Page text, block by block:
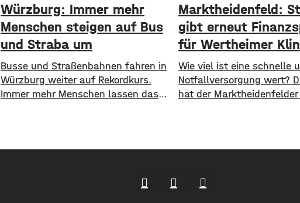
Würzburg: Immer mehr
Menschen steigen auf Bus
und Straba um
​​Busse und Straßenbahnen fahren in
Würzburg weiter auf Rekordkurs.
Immer mehr Menschen lassen das
im ersten Halbjahr 2026 so viele
zuvor. Insgesamt waren knapp 18
Millionen Menschen im öffentlichen
Marktheidenfeld:
gibt erneut
für Wertheimer
​​Wie viel ist eine schnelle
Notfallversorgung wert?
hat der
Bürgerspital in Wertheim
fließen in diesem Jahr an
entsprechenden